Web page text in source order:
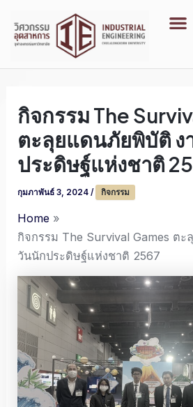
content
กิจกรรม The
ตะลุยแดนภัยพิบัติ ง
ประดิษฐ์แห่งชาติ
กุมภาพันธ์ 3, 2024/ กิจกรรม
Home
กิจกรรม The Survival Games ต
วันนักประดิษฐ์แห่งชาติ 2567